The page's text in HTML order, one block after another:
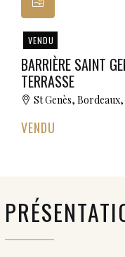
VENDU
BARRIÈRE SAINT
TERRASSE
St Genès,
VENDU